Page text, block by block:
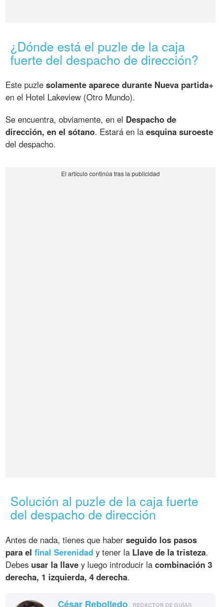
¿Dónde está el puzle de la caja
fuerte del despacho de dirección?
Este puzlesolamente aparece durante Nueva partida+
en el Hotel Lakeview (Otro Mundo).
Se encuentra, obviamente, en el Despacho de
dirección, en el sótano. Estará en laesquina suroeste
del despacho.
Solución al puzle de la caja fuerte
del despacho de dirección
Antes de nada, tienes que haberseguido los pasos
para elfinal Serenidad y tener la Llave de la tristeza.
Debes usar la llave y luego introducir lacombinación 3
derecha, 1 izquierda, 4 derecha.
César Rebolledo REDACTOR DE GUÍAS